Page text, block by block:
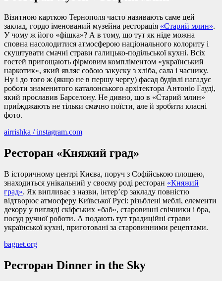
Візитною карткою Тернополя часто називають саме цей
заклад, гордо іменований музейна ресторація «Старий млин».
У чому ж його «фішка»? А в тому, що тут як ніде можна
сповна насолодитися атмосферою національного колориту і
скуштувати смачні страви галицько-подільської кухні. Всіх
гостей пригощають фірмовим компліментом «український
наркотик», який являє собою закуску з хліба, сала і часнику.
Ну і до того ж (якщо не в першу чергу) фасад будівлі нагадує
роботи знаменитого каталонського архітектора Антоніо Гауді,
який прославив Барселону. Не дивно, що в «Старий млин»
приїжджають не тільки смачно поїсти, але й зробити класні
фото.
airrishka / instagram.com
Ресторан «Княжий град»
В історичному центрі Києва, поруч з Софійською площею,
знаходиться унікальний у своєму роді ресторан «Княжий
град». Як випливає з назви, інтер’єр закладу повністю
відтворює атмосферу Київської Русі: різьблені меблі, елементи
декору у вигляді скіфських «баб», старовинні свічники і бра,
посуд ручної роботи. А подають тут традиційні страви
української кухні, приготовані за старовинними рецептами.
bagnet.org
Ресторан Dinner in the Sky